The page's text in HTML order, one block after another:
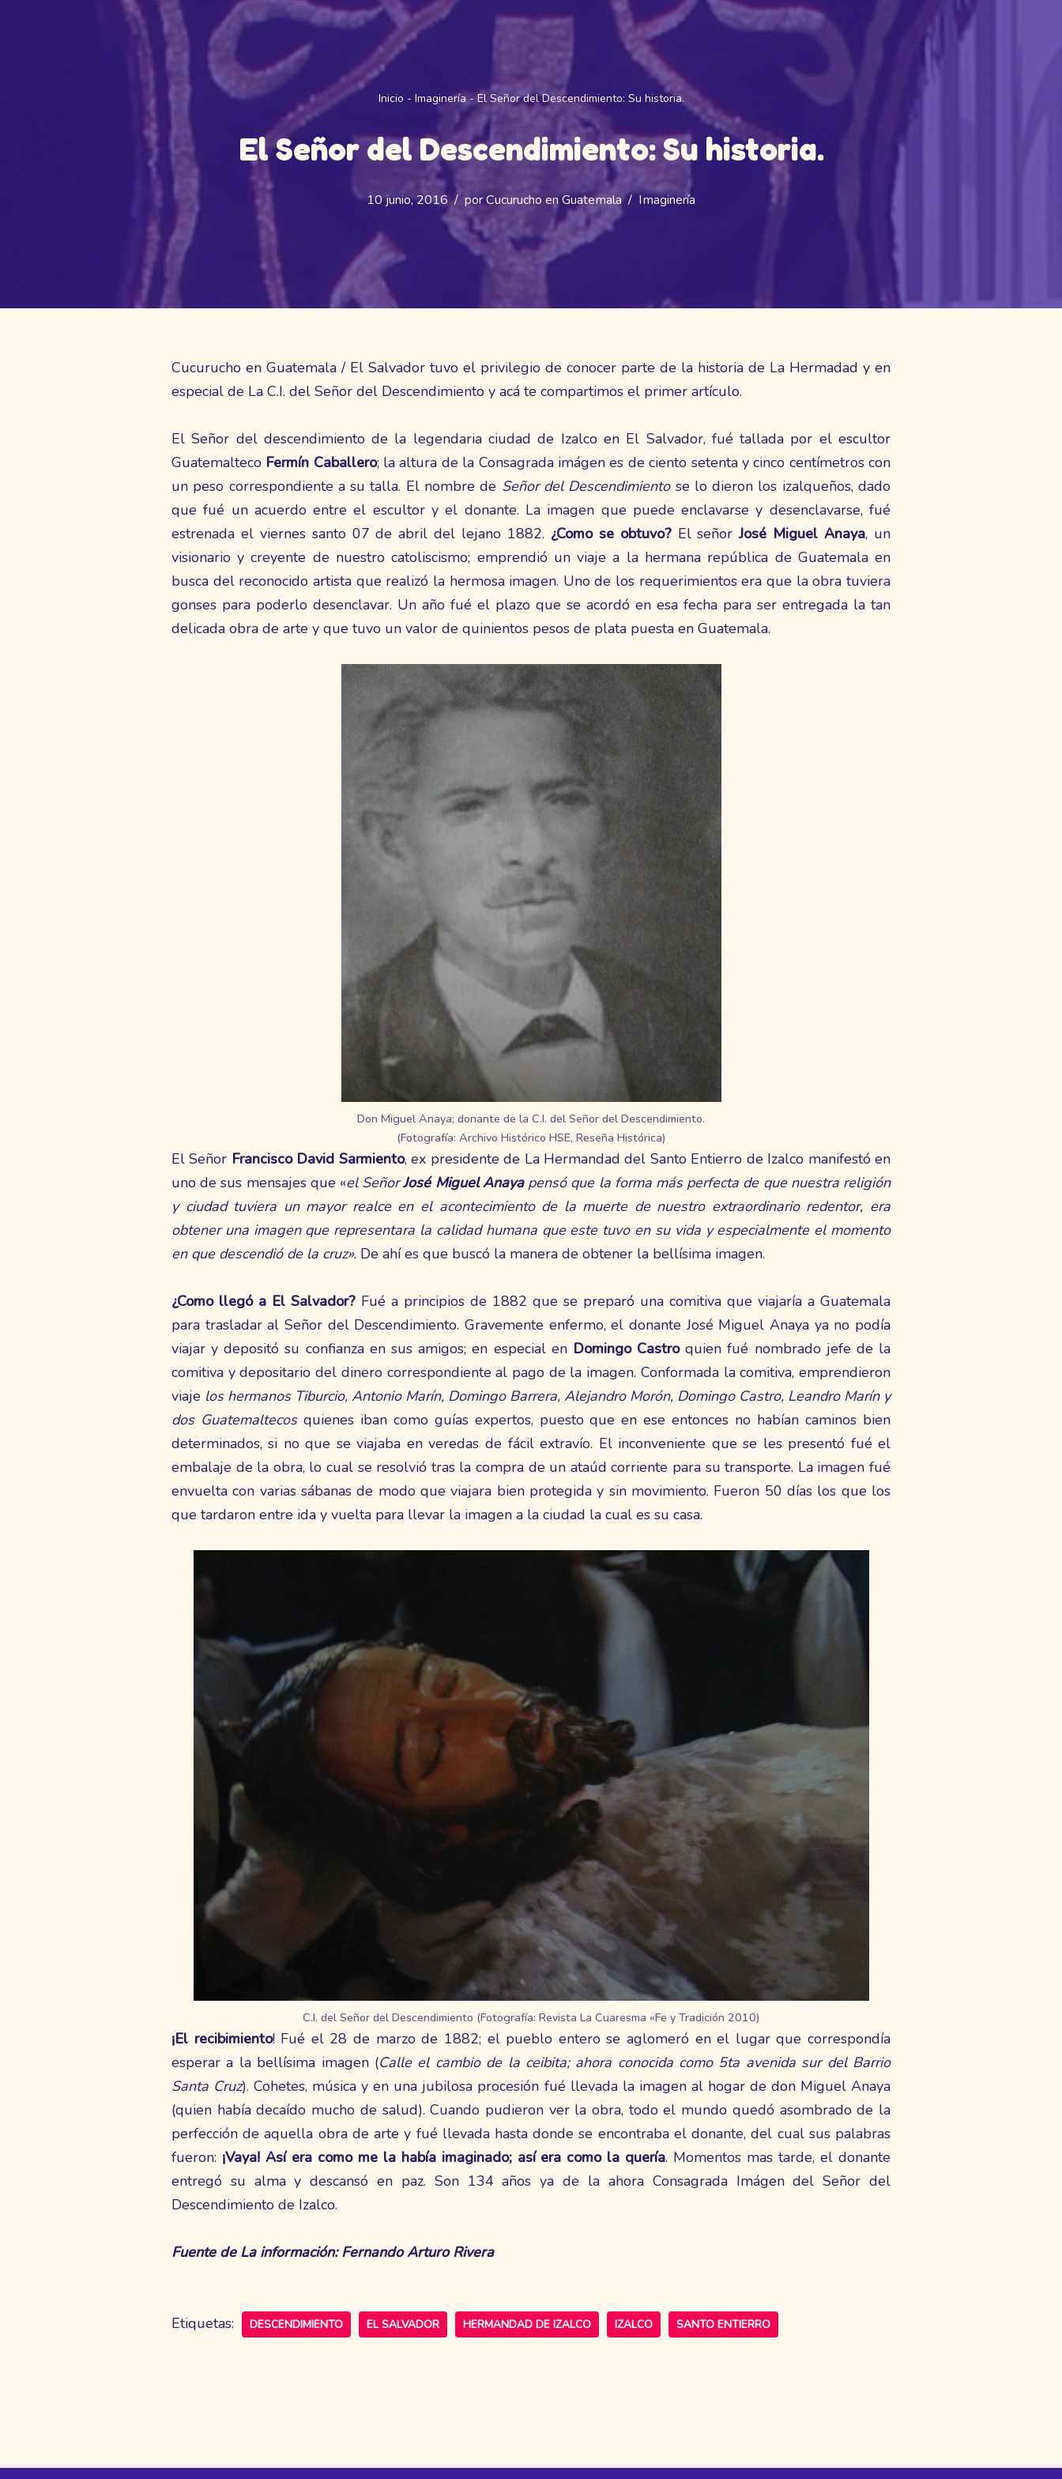
Inicio - Imaginería-El Señor del Descendimiento: Su historia.
El Señor del Descendimiento: Su historia.
10 junio, 2016 porCucurucho en Guatemala Imaginería
Cucurucho en Guatemala / El Salvador tuvo el privilegio de conocer parte de la historia de La Hermadad y en
especial de La C.I. del Señor del Descendimiento y acá te compartimos el primer artículo.
El Señor del descendimiento de la legendaria ciudad de Izalco en El Salvador, fué tallada por el escultor
Guatemalteco Fermín Caballero; la altura de la Consagrada imágen es de ciento setenta y cinco centímetros con
un peso correspondiente a su talla. El nombre de Señor del Descendimientose lo dieron los izalqueños, dado
que fué un acuerdo entre el escultor y el donante. La imagen que puede enclavarse y desenclavarse, fué
estrenada el viernes santo 07 de abril del lejano 1882. ¿Como se obtuvo?El señorJosé Miguel Anaya, un
visionario y creyente de nuestro catoliscismo; emprendió un viaje a la hermana república de Guatemala en
busca del reconocido artista que realizó la hermosa imagen. Uno de los requerimientos era que la obra tuviera
gonses para poderlo desenclavar. Un año fué el plazo que se acordó en esa fecha para ser entregada la tan
delicada obra de arte y que tuvo un valor de quinientos pesos de plata puesta en Guatemala.
Don Miguel Anaya; donante de la C.I. del Señor del Descendimiento.
(Fotografía: Archivo Histórico HSE, Reseña Histórica)
El Señor Francisco David Sarmiento, ex presidente de La Hermandad del Santo Entierro de Izalco manifestó en
uno de sus mensajes que «el SeñorJosé Miguel Anayapensó que la forma más perfecta de que nuestra religión
y ciudad tuviera un mayor realce en el acontecimiento de la muerte de nuestro extraordinario redentor, era
obtener una imagen que representara la calidad humana que este tuvo en su vida y especialmente el momento
en que descendió de la cruz». De ahí es que buscó la manera de obtener la bellísima imagen.
¿Como llegó a El Salvador?Fué a principios de 1882 que se preparó una comitiva que viajaría a Guatemala
para trasladar al Señor del Descendimiento. Gravemente enfermo, el donante José Miguel Anaya ya no podía
viajar y depositó su confianza en sus amigos; en especial en Domingo Castroquien fué nombrado jefe de la
comitiva y depositario del dinero correspondiente al pago de la imagen. Conformada la comitiva, emprendieron
viaje los hermanos Tiburcio, Antonio Marín, Domingo Barrera, Alejandro Morón, Domingo Castro, Leandro Marín y
dos Guatemaltecosquienes iban como guías expertos, puesto que en ese entonces no habían caminos bien
determinados, si no que se viajaba en veredas de fácil extravío. El inconveniente que se les presentó fué el
embalaje de la obra, lo cual se resolvió tras la compra de un ataúd corriente para su transporte. La imagen fué
envuelta con varias sábanas de modo que viajara bien protegida y sin movimiento. Fueron 50 días los que los
que tardaron entre ida y vuelta para llevar la imagen a la ciudad la cual es su casa.
C.I. del Señor del Descendimiento (Fotografía: Revista La Cuaresma «Fe y Tradición 2010)
¡El recibimiento! Fué el 28 de marzo de 1882; el pueblo entero se aglomeró en el lugar que correspondía
esperar a la bellísima imagen (Calle el cambio de la ceibita; ahora conocida como 5ta avenida sur del Barrio
Santa Cruz). Cohetes, música y en una jubilosa procesión fué llevada la imagen al hogar de don Miguel Anaya
(quien había decaído mucho de salud). Cuando pudieron ver la obra, todo el mundo quedó asombrado de la
perfección de aquella obra de arte y fué llevada hasta donde se encontraba el donante, del cual sus palabras
fueron: ¡Vaya! Así era como me la había imaginado; así era como la quería. Momentos mas tarde, el donante
entregó su alma y descansó en paz. Son 134 años ya de la ahora Consagrada Imágen del Señor del
Descendimiento de Izalco.
Fuente de La información: Fernando Arturo Rivera
Etiquetas: DESCENDIMIENTO EL SALVADOR HERMANDAD DE IZALCO IZALCO SANTO ENTIERRO